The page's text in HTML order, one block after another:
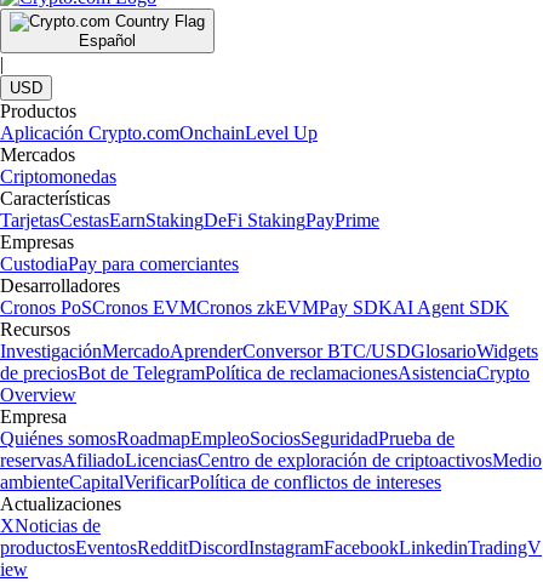
Español
|
USD
Productos
Aplicación Crypto.comOnchainLevel Up
Mercados
Criptomonedas
Características
TarjetasCestasEarnStakingDeFi StakingPayPrime
Empresas
CustodiaPay para comerciantes
Desarrolladores
Cronos PoSCronos EVMCronos zkEVMPay SDKAI Agent SDK
Recursos
InvestigaciónMercadoAprenderConversor BTC/USDGlosarioWidgets
de preciosBot de TelegramPolítica de reclamacionesAsistenciaCrypto
Overview
Empresa
Quiénes somosRoadmapEmpleoSociosSeguridadPrueba de
reservasAfiliadoLicenciasCentro de exploración de criptoactivosMedio
ambienteCapitalVerificarPolítica de conflictos de intereses
Actualizaciones
XNoticias de
productosEventosRedditDiscordInstagramFacebookLinkedinTradingV
iew